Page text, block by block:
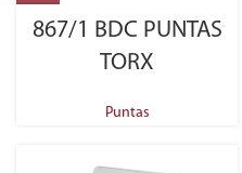
867/1 BDC PUNTAS
TORX
Puntas